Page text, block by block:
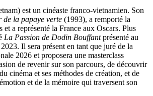
est un cinéaste franco-vietnamien. Son
de la papaye verte (1993), a remporté la
et a représenté la France aux Oscars. Plus
La Passion de Dodin Bouffantprésenté au
Il sera présent en tant que juré de la
2026 et proposera une masterclass
de revenir sur son parcours, de découvrir
cinéma et ses méthodes de création, et de
et de la mémoire qui traversent son